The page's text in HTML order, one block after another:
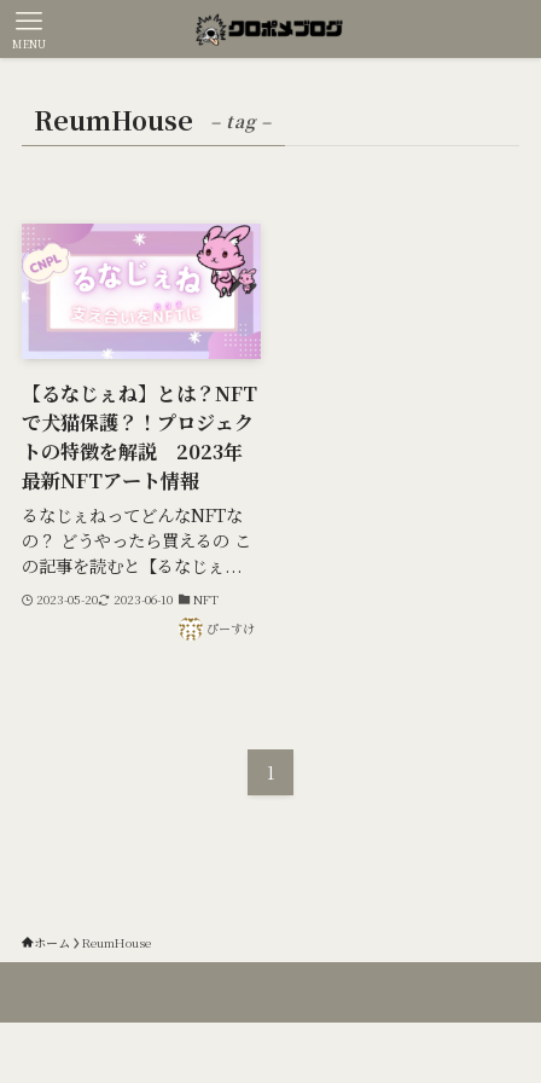
MENU
ReumHouse – tag –
【るなじぇね】とは？NFT
で犬猫保護？！プロジェク
トの特徴を解説 2023年
最新NFTアート情報
るなじぇねってどんなNFTな
の？ どうやったら買えるの こ
の記事を読むと【るなじぇ...
2023-05-20 2023-06-10
NFT
ぴーすけ
1
ホーム ReumHouse